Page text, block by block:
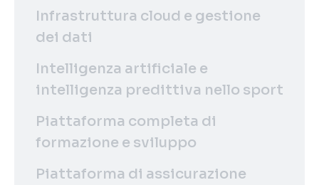
Infrastruttura cloud e gestione
dei dati
Intelligenza artificiale e
intelligenza predittiva nello sport
Piattaforma completa di
formazione e sviluppo
Piattaforma di assicurazione